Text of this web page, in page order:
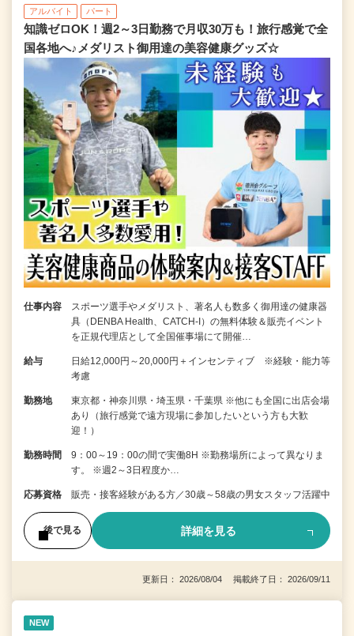
アルバイト パート
知識ゼロOK！週2～3日勤務で月収30万も！旅行感覚で全
国各地へ♪メダリスト御用達の美容健康グッズ☆
仕事内容
スポーツ選手やメダリスト、著名人も数多く御用達の健康器
具（DENBA Health、CATCH-I）の無料体験＆販売イベント
を正規代理店として全国催事場にて開催…
給与
日給12,000円～20,000円＋インセンティブ ※経験・能力等
考慮
勤務地
東京都・神奈川県・埼玉県・千葉県 ※他にも全国に出店会場
あり（旅行感覚で遠方現場に参加したいという方も大歓
迎！）
勤務時間
9：00～19：00の間で実働8H ※勤務場所によって異なりま
す。 ※週2～3日程度か…
応募資格 販売・接客経験がある方／30歳～58歳の男女スタッフ活躍中
後で見る 詳細を見る
更新日： 2026/08/04 掲載終了日： 2026/09/11
NEW